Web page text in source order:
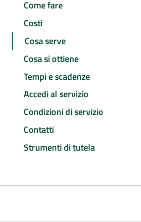
Come fare
Costi
Cosa serve
Cosa si ottiene
Tempi e scadenze
Accedi al servizio
Condizioni di servizio
Contatti
Strumenti di tutela